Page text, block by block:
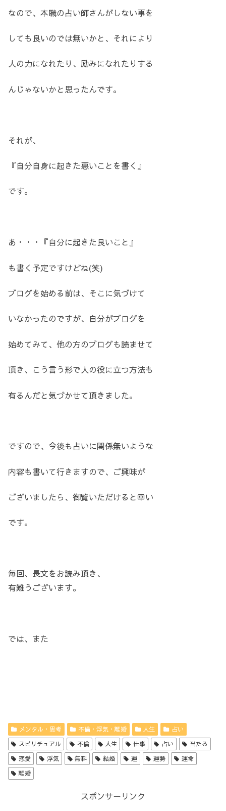
なので、本職の占い師さんがしない事を
しても良いのでは無いかと、それにより
人の力になれたり、励みになれたりする
んじゃないかと思ったんです。
それが、
『自分自身に起きた悪いことを書く』
です。
あ・・・『自分に起きた良いこと』
も書く予定ですけどね(笑)
ブログを始める前は、そこに気づけて
いなかったのですが、自分がブログを
始めてみて、他の方のブログも読ませて
頂き、こう言う形で人の役に立つ方法も
有るんだと気づかせて頂きました。
ですので、今後も占いに関係無いような
内容も書いて行きますので、ご興味が
ございましたら、御覧いただけると幸い
です。
毎回、長文をお読み頂き、
有難うございます。
では、また
メンタル・思考 不倫・浮気・離婚 人生
占い
スピリチュアル
不倫 人生 仕事 占い
当たる
恋愛
浮気 無料 結婚 運 運勢
運命
離婚
スポンサーリンク